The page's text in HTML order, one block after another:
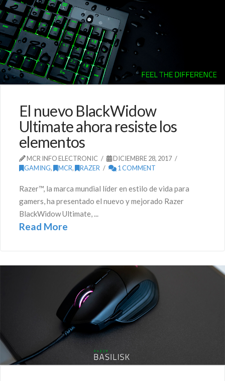
El nuevo BlackWidow
Ultimate ahora resiste los
elementos
MCR INFO ELECTRONIC
DICIEMBRE 28, 2017
GAMING, MCR, RAZER 1 COMMENT
Razer™, la marca mundial líder en estilo de vida para
gamers, ha presentado el nuevo y mejorado Razer
BlackWidow Ultimate, ...
Read More